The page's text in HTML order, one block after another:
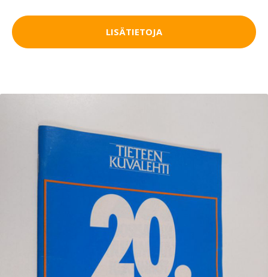
LISÄTIETOJA